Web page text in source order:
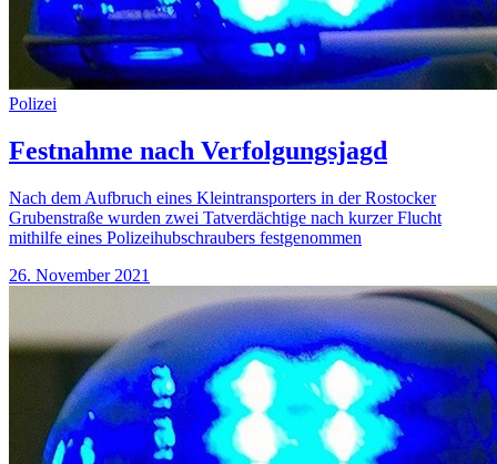
Polizei
Festnahme nach Verfolgungsjagd
Nach dem Aufbruch eines Kleintransporters in der Rostocker
Grubenstraße wurden zwei Tatverdächtige nach kurzer Flucht
mithilfe eines Polizeihubschraubers festgenommen
26. November 2021